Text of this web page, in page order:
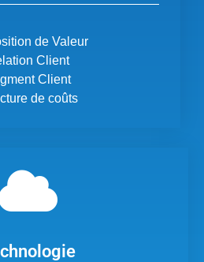
de Valeur
Client
Client
de coûts